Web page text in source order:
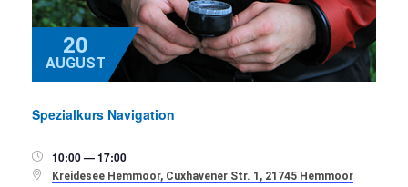
20
AUGUST
Spezialkurs Navigation
 10:00 — 17:00
 Kreidesee Hemmoor, Cuxhavener Str. 1, 21745 Hemmoor